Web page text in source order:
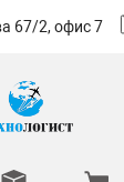
67/2, офис 7